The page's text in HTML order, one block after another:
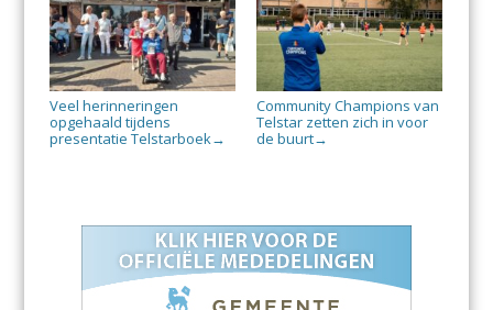
Veel herinneringen
opgehaald tijdens
presentatie Telstarboek→
Community Champions van
Telstar zetten zich in voor
de buurt→